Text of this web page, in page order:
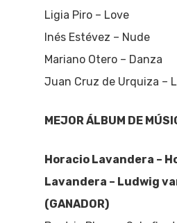
Ligia Piro – Love
Inés Estévez – Nude
Mariano Otero – Danza
Juan Cruz de Urquiza –
MEJOR ÁLBUM DE
Horacio Lavandera –
Lavandera – Ludwig
(GANADOR)